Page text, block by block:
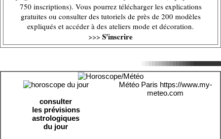
750 inscriptions). Vous pourrez télécharger les explications
gratuites ou consulter des tutoriels de près de 200 modèles
expliqués et accéder à des ateliers mode et décoration.
>>> S'inscrire
consulter
les prévisions
astrologiques
du jour
Météo Paris https://www.my-
meteo.com